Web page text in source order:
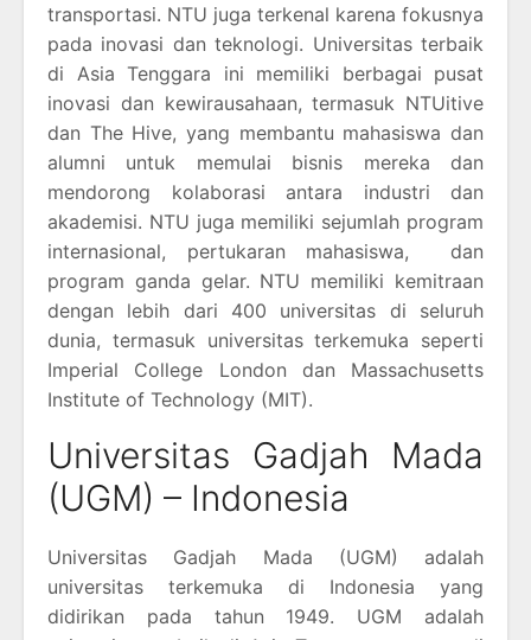
transportasi. NTU juga terkenal karena fokusnya
pada inovasi dan teknologi. Universitas terbaik
di Asia Tenggara ini memiliki berbagai pusat
inovasi dan kewirausahaan, termasuk NTUitive
dan The Hive, yang membantu mahasiswa dan
alumni untuk memulai bisnis mereka dan
mendorong kolaborasi antara industri dan
akademisi. NTU juga memiliki sejumlah program
internasional, pertukaran mahasiswa, dan
program ganda gelar. NTU memiliki kemitraan
dengan lebih dari 400 universitas di seluruh
dunia, termasuk universitas terkemuka seperti
Imperial College London dan Massachusetts
Institute of Technology (MIT).
Universitas Gadjah Mada
(UGM) – Indonesia
Universitas Gadjah Mada (UGM) adalah
universitas terkemuka di Indonesia yang
didirikan pada tahun 1949. UGM adalah